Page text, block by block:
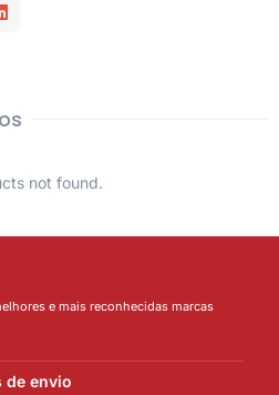
not found.
e mais reconhecidas marcas
de envio